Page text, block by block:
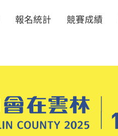
報名統計 競賽成績